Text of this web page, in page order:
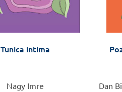
Tunica intima
Nagy Imre
Dan